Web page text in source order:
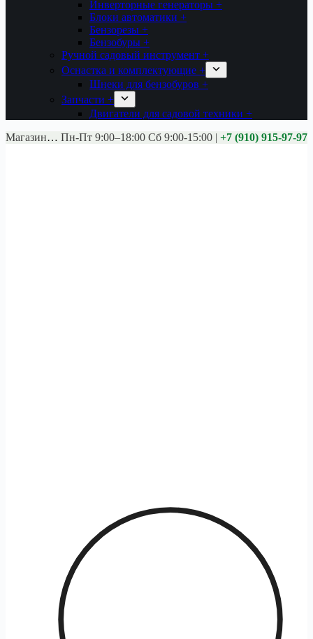
Инверторные генераторы +
Блоки автоматики +
Бензорезы +
Бензобуры +
Ручной садовый инструмент +
Оснастка и комплектующие +
Шнеки для бензобуров +
Запчасти +
Двигатели для садовой техники +
Магазины: Калуга ул. Московская д.113
Пн-Пт 9:00–18:00 Сб 9:00-15:00 | +7 (910) 915-97-97